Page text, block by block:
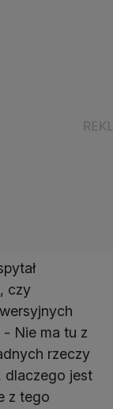
czy
- Nie ma tu z
rzeczy
dlaczego jest
z tego